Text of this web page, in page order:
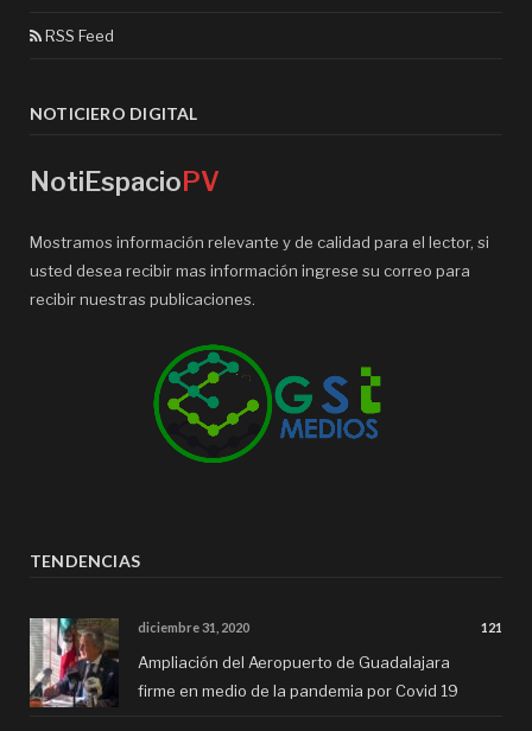
RSS Feed
NOTICIERO DIGITAL
NotiEspacioPV
Mostramos información relevante y de calidad para el lector, si
usted desea recibir mas información ingrese su correo para
recibir nuestras publicaciones.
TENDENCIAS
diciembre 31, 2020 121
Ampliación del Aeropuerto de Guadalajara
firme en medio de la pandemia por Covid 19